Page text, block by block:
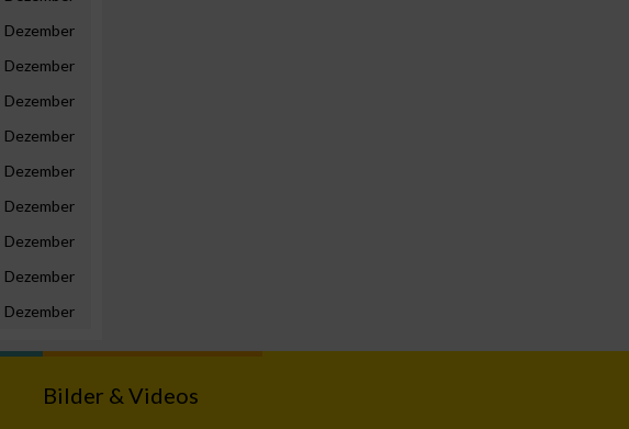
Dezember
Dezember
Dezember
Dezember
Dezember
Dezember
Dezember
Dezember
Dezember
Bilder & Videos